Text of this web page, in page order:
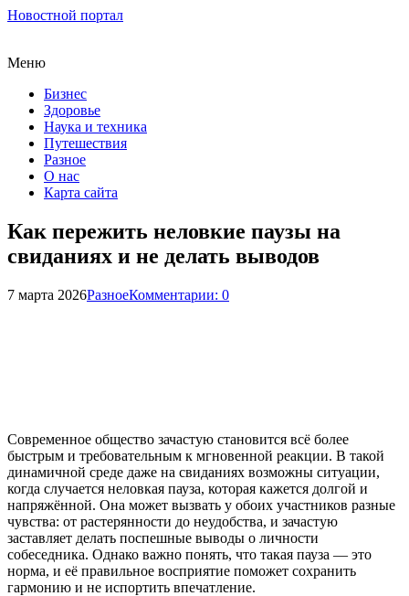
Новостной портал
Меню
Бизнес
Здоровье
Наука и техника
Путешествия
Разное
О нас
Карта сайта
Как пережить неловкие паузы на
свиданиях и не делать выводов
7 марта 2026РазноеКомментарии: 0
Современное общество зачастую становится всё более
быстрым и требовательным к мгновенной реакции. В такой
динамичной среде даже на свиданиях возможны ситуации,
когда случается неловкая пауза, которая кажется долгой и
напряжённой. Она может вызвать у обоих участников разные
чувства: от растерянности до неудобства, и зачастую
заставляет делать поспешные выводы о личности
собеседника. Однако важно понять, что такая пауза — это
норма, и её правильное восприятие поможет сохранить
гармонию и не испортить впечатление.